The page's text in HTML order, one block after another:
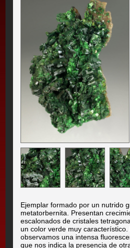
Ejemplar formado por un nutrido
metatorbernita. Presentan
escalonados de cristales
un color verde muy
observamos una intensa
que nos indica la presencia de